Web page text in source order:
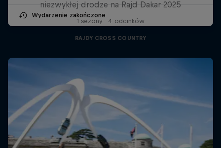
Wydarzenie zakończone
niezwykłej drodze na Rajd Dakar 2025
1 sezony · 4 odcinków
RAJDY CROSS COUNTRY